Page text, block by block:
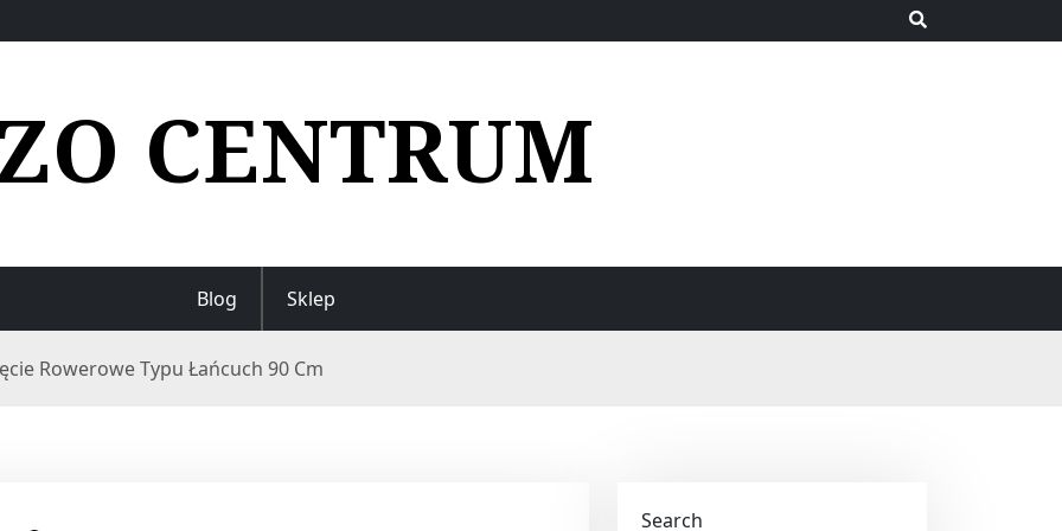
CENTRUM
Blog Sklep
Rowerowe Typu Łańcuch 90 Cm
Search